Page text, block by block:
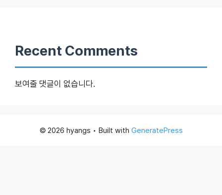
Recent Comments
보여줄 댓글이 없습니다.
© 2026 hyangs • Built with GeneratePress